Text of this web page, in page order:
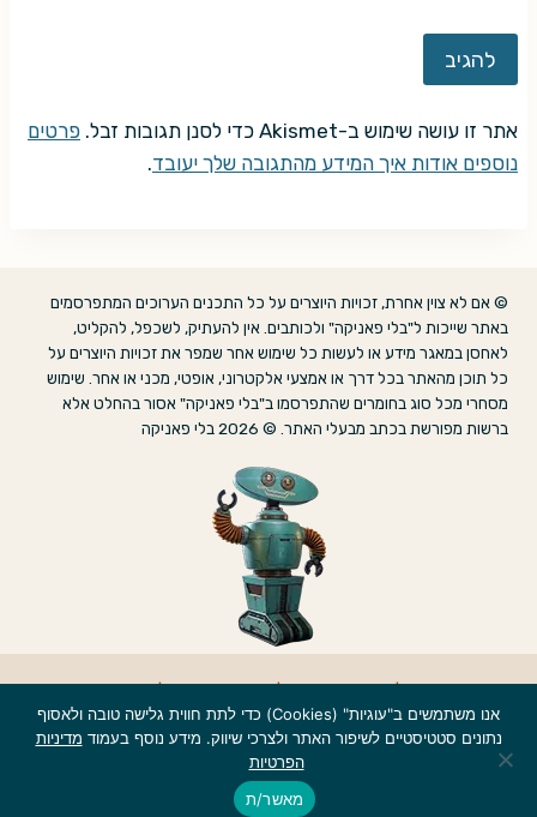
אתר זו עושה שימוש ב-Akismet כדי לסנן תגובות זבל.
פרטים
נוספים אודות איך המידע מהתגובה שלך יעובד.
© אם לא צוין אחרת, זכויות היוצרים על כל התכנים הערוכים המתפרסמים
באתר שייכות ל"בלי פאניקה" ולכותבים. אין להעתיק, לשכפל, להקליט,
לאחסן במאגר מידע או לעשות כל שימוש אחר שמפר את זכויות היוצרים על
כל תוכן מהאתר בכל דרך או אמצעי אלקטרוני, אופטי, מכני או אחר. שימוש
מסחרי מכל סוג בחומרים שהתפרסמו ב"בלי פאניקה" אסור בהחלט אלא
ברשות מפורשת בכתב מבעלי האתר. © 2026 בלי פאניקה
אנו משתמשים ב"עוגיות" (Cookies) כדי לתת חווית גלישה טובה ולאסוף
נתונים סטטיסטיים לשיפור האתר ולצרכי שיווק. מידע נוסף בעמוד מדיניות
הפרטיות
מאשר/ת